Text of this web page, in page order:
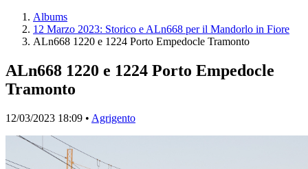
Albums
12 Marzo 2023: Storico e ALn668 per il Mandorlo in Fiore
ALn668 1220 e 1224 Porto Empedocle Tramonto
ALn668 1220 e 1224 Porto Empedocle
Tramonto
12/03/2023 18:09 • Agrigento